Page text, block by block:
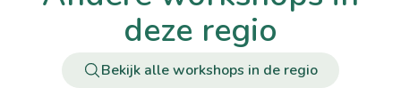
deze regio
Bekijk alle workshops in de regio